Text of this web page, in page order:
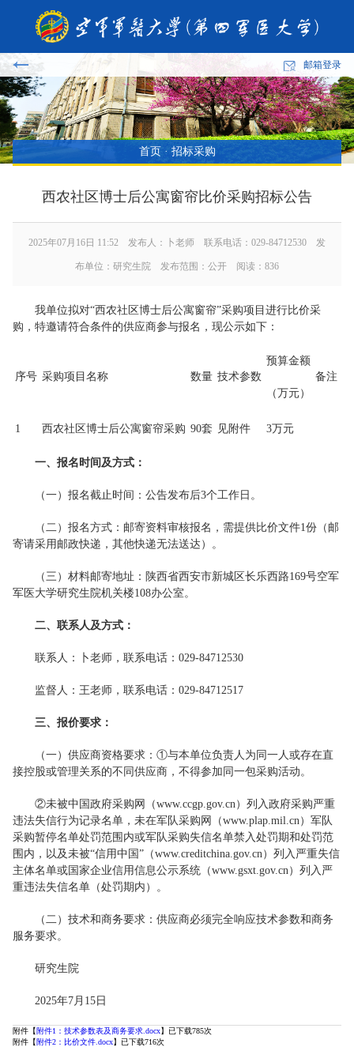
邮箱登录
首页 · 招标采购
西农社区博士后公寓窗帘比价采购招标公告
2025年07月16日 11:52 发布人：卜老师 联系电话：029-84712530 发
布单位：研究生院 发布范围：公开 阅读： 836
我单位拟对“西农社区博士后公寓窗帘”采购项目进行比价采
购，特邀请符合条件的供应商参与报名，现公示如下：
序号 采购项目名称 数量 技术参数
预算金额
（万元）
备注
1 西农社区博士后公寓窗帘采购 90套 见附件 3万元
一、报名时间及方式：
（一）报名截止时间：公告发布后3个工作日。
（二）报名方式：邮寄资料审核报名，需提供比价文件1份（邮
寄请采用邮政快递，其他快递无法送达）。
（三）材料邮寄地址：陕西省西安市新城区长乐西路169号空军
军医大学研究生院机关楼108办公室。
二、联系人及方式：
联系人：卜老师，联系电话：029-84712530
监督人：王老师，联系电话：029-84712517
三、报价要求：
（一）供应商资格要求：①与本单位负责人为同一人或存在直
接控股或管理关系的不同供应商，不得参加同一包采购活动。
②未被中国政府采购网（www.ccgp.gov.cn）列入政府采购严重
违法失信行为记录名单，未在军队采购网（www.plap.mil.cn）军队
采购暂停名单处罚范围内或军队采购失信名单禁入处罚期和处罚范
围内，以及未被“信用中国”（www.creditchina.gov.cn）列入严重失信
主体名单或国家企业信用信息公示系统（www.gsxt.gov.cn）列入严
重违法失信名单（处罚期内）。
（二）技术和商务要求：供应商必须完全响应技术参数和商务
服务要求。
研究生院
2025年7月15日
附件【附件1：技术参数表及商务要求.docx】已下载785次
附件【附件2：比价文件.docx】已下载716次